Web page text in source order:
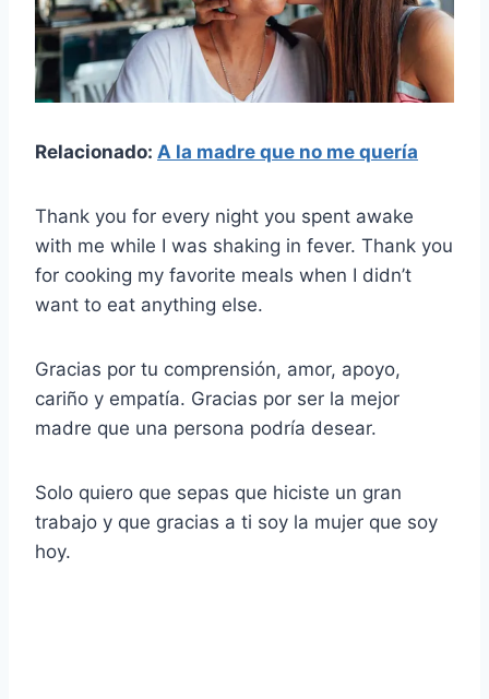
Relacionado: A la madre que no me quería
Thank you for every night you spent awake
with me while I was shaking in fever. Thank you
for cooking my favorite meals when I didn’t
want to eat anything else.
Gracias por tu comprensión, amor, apoyo,
cariño y empatía. Gracias por ser la mejor
madre que una persona podría desear.
Solo quiero que sepas que hiciste un gran
trabajo y que gracias a ti soy la mujer que soy
hoy.